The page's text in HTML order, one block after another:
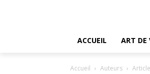
ACCUEIL ART DE
Accueil Auteurs